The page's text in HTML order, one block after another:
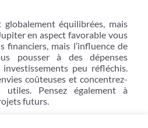
équilibrées, mais
en aspect favorable vous
financiers, mais l’influence de
pousser à des dépenses
peu réfléchis.
coûteuses et concentrez-
Pensez également à
futurs.